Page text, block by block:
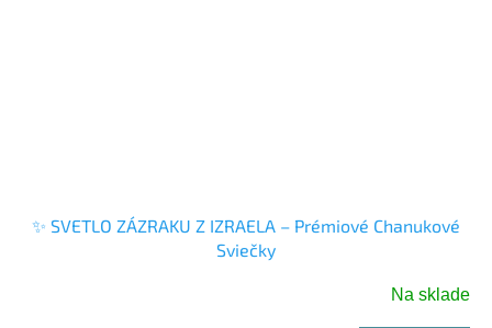
✨ SVETLO ZÁZRAKU Z IZRAELA – Prémiové Chanukové
Sviečky
Na sklade